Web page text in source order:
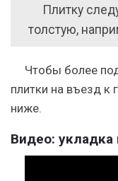
Плитку
толстую,
Чтобы более
плитки на въезд к
ниже.
Видео: